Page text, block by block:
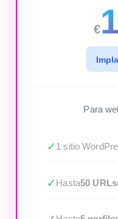
€
Para
✓ 1 sitio
✓ Hasta50 URLs